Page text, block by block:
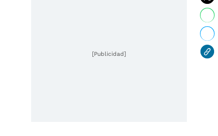
[Publicidad]